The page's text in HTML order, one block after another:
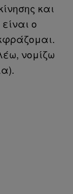
και
ο
νομίζω